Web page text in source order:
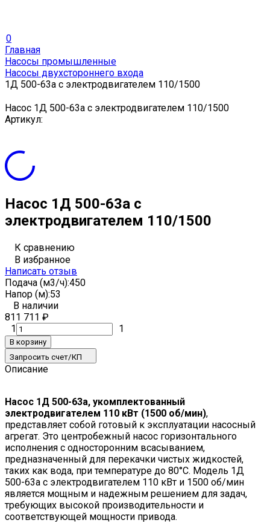
0
Главная
Насосы промышленные
Насосы двухстороннего входа
1Д 500-63а с электродвигателем 110/1500
Насос 1Д 500-63а с электродвигателем 110/1500
Артикул:
Насос 1Д 500-63а с
электродвигателем 110/1500
К сравнению
В избранное
Написать отзыв
Подача (м3/ч):450
Напор (м):53
В наличии
811 711 ₽
1
1
В корзину
Запросить счет/КП
Описание
Насос 1Д 500-63а, укомплектованный
электродвигателем 110 кВт (1500 об/мин),
представляет собой готовый к эксплуатации насосный
агрегат. Это центробежный насос горизонтального
исполнения с односторонним всасыванием,
предназначенный для перекачки чистых жидкостей,
таких как вода, при температуре до 80°C. Модель 1Д
500-63а с электродвигателем 110 кВт и 1500 об/мин
является мощным и надежным решением для задач,
требующих высокой производительности и
соответствующей мощности привода.